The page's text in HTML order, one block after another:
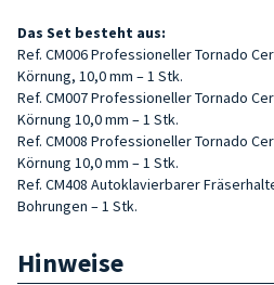
Das Set besteht aus:
Ref. CM006 Professioneller Tornado
Körnung, 10,0 mm – 1 Stk.
Ref. CM007 Professioneller Tornado
Körnung 10,0 mm – 1 Stk.
Ref. CM008 Professioneller Tornado
Körnung 10,0 mm – 1 Stk.
Ref. CM408 Autoklavierbarer
Bohrungen – 1 Stk.
Hinweise